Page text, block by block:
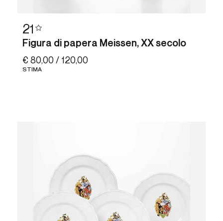
21
Figura di papera Meissen, XX secolo
€ 80,00 / 120,00
STIMA